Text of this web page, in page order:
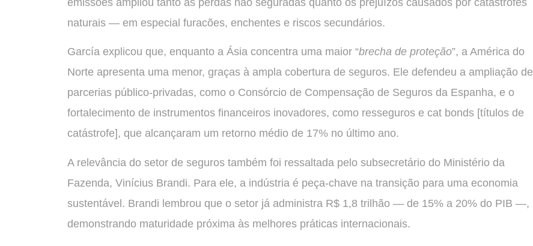
naturais — em especial furacões, enchentes e riscos secundários.
García explicou que, enquanto a Ásia concentra uma maior “brecha de proteção”, a América do
Norte apresenta uma menor, graças à ampla cobertura de seguros. Ele defendeu a ampliação de
parcerias público-privadas, como o Consórcio de Compensação de Seguros da Espanha, e o
fortalecimento de instrumentos financeiros inovadores, como resseguros e cat bonds [títulos de
catástrofe], que alcançaram um retorno médio de 17% no último ano.
A relevância do setor de seguros também foi ressaltada pelo subsecretário do Ministério da
Fazenda, Vinícius Brandi. Para ele, a indústria é peça-chave na transição para uma economia
sustentável. Brandi lembrou que o setor já administra R$ 1,8 trilhão — de 15% a 20% do PIB —,
demonstrando maturidade próxima às melhores práticas internacionais.